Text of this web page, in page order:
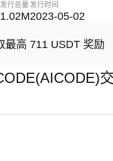
发行总量
1.02M
发行时间
2023-05-02
最高 711 USDT 奖励